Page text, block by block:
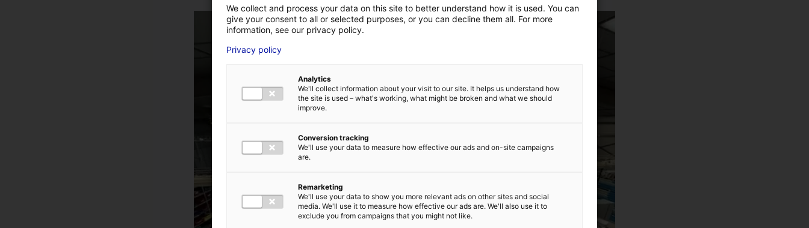
VOTRE ENTREPRISE
VOTRE PRÉNOM*
NUMÉRO DE TÉLÉPHONE ADRESSE E-MAIL*
J'ACCEPTE LAPOLITIQUE DE CONFIDENTIALITÉ
We collect and process your data on this site to better understand how it is used. You can
give your consent to all or selected purposes, or you can decline them all. For more
information, see our privacy policy.
Privacy policy
Analytics
We'll collect information about your visit to our site. It helps us understand how
the site is used – what's working, what might be broken and what we should
improve.
Conversion tracking
We'll use your data to measure how effective our ads and on-site campaigns
are.
Remarketing
We'll use your data to show you more relevant ads on other sites and social
media. We'll use it to measure how effective our ads are. We'll also use it to
exclude you from campaigns that you might not like.